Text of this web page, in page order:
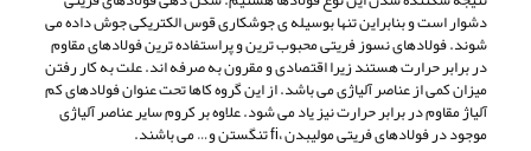
دشوار است و بنابراین تنها بوسیله ی جوشکاری قوس الکتریکی جوش داده می
شوند. فولادهای نسوز فریتی محبوب ترین و پراستفاده ترین فولادهای مقاوم
در برابر حرارت هستند زیرا اقتصادی و مقرون به صرفه اند. علت به کار رفتن
میزان کمی از عناصر آلیاژی می باشد. از این گروه کاها تحت عنوان فولادهای کم
آلیاژ مقاوم در برابر حرارت نیز یاد می شود. علاوه بر کروم سایر عناصر آلیاژی
موجود در فولادهای فریتی مولیبدن ،fi تنگستن و… می باشند.